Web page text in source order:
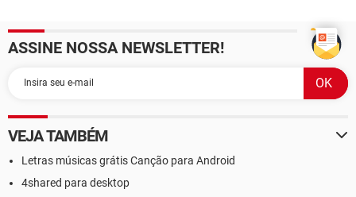
ASSINE NOSSA NEWSLETTER!
VEJA TAMBÉM
Letras músicas grátis Canção para Android
4shared para desktop